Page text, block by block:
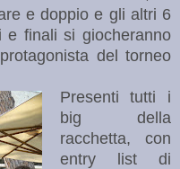
e doppio e gli altri 6
e finali si giocheranno
del torneo
Presenti tutti i
big della
racchetta, con
entry list di